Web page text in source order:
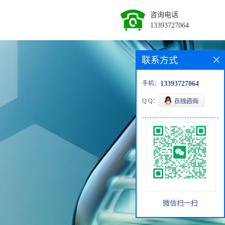
咨询电话
13393727064
联系方式
手机： 13393727064
Q Q：
微信扫一扫